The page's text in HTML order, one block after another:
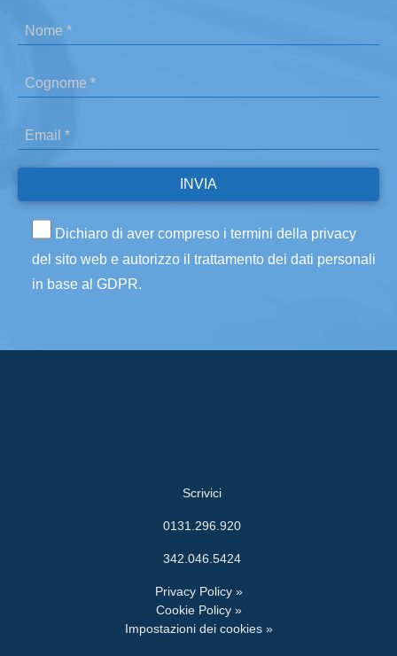
Dichiaro di aver compreso i termini della privacy
del sito web e autorizzo il trattamento dei dati personali
in base al GDPR.
Scrivici
0131.296.920
342.046.5424
Privacy Policy »
Cookie Policy »
Impostazioni dei cookies »